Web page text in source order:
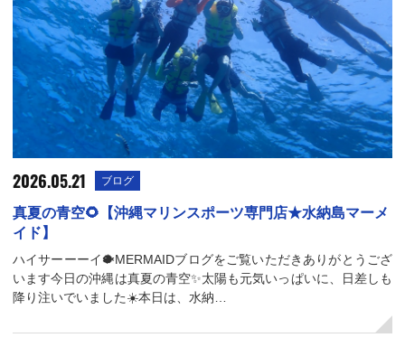
2026.05.21 ブログ
真夏の青空🌻【沖縄マリンスポーツ専門店★水納島マーメ
イド】
ハイサーーーイ🐡MERMAIDブログをご覧いただきありがとうござ
います今日の沖縄は真夏の青空✨太陽も元気いっぱいに、日差しも
降り注いでいました☀️本日は、水納…